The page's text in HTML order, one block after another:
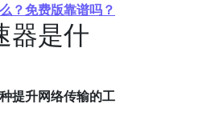
？免费版靠谱吗？
器是什
提升网络传输的工